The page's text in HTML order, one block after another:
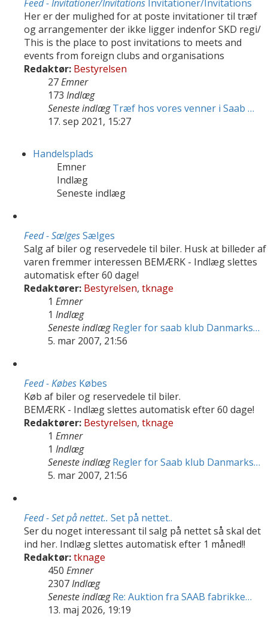
Feed - Invitationer/Invitations Invitationer/Invitations
Her er der mulighed for at poste invitationer til træf
og arrangementer der ikke ligger indenfor SKD regi/
This is the place to post invitations to meets and
events from foreign clubs and organisations
Redaktør: Bestyrelsen
27Emner
173 Indlæg
Seneste indlæg Træf hos vores venner i Saab …
17. sep 2021, 15:27
Handelsplads
Emner
Indlæg
Seneste indlæg
Feed - SælgesSælges
Salg af biler og reservedele til biler. Husk at billeder af
varen fremmer interessen BEMÆRK - Indlæg slettes
automatisk efter 60 dage!
Redaktører: Bestyrelsen, tknage
1 Emner
1 Indlæg
Seneste indlæg Regler for saab klub Danmarks…
5. mar 2007, 21:56
Feed - Købes Købes
Køb af biler og reservedele til biler.
BEMÆRK - Indlæg slettes automatisk efter 60 dage!
Redaktører: Bestyrelsen, tknage
1 Emner
1 Indlæg
Seneste indlæg Regler for Saab klub Danmarks…
5. mar 2007, 21:56
Feed - Set på nettet.. Set på nettet..
Ser du noget interessant til salg på nettet så skal det
ind her. Indlæg slettes automatisk efter 1 måned!!
Redaktør:tknage
450 Emner
2307Indlæg
Seneste indlæg Re: Auktion fra SAAB fabrikke…
13. maj 2026, 19:19